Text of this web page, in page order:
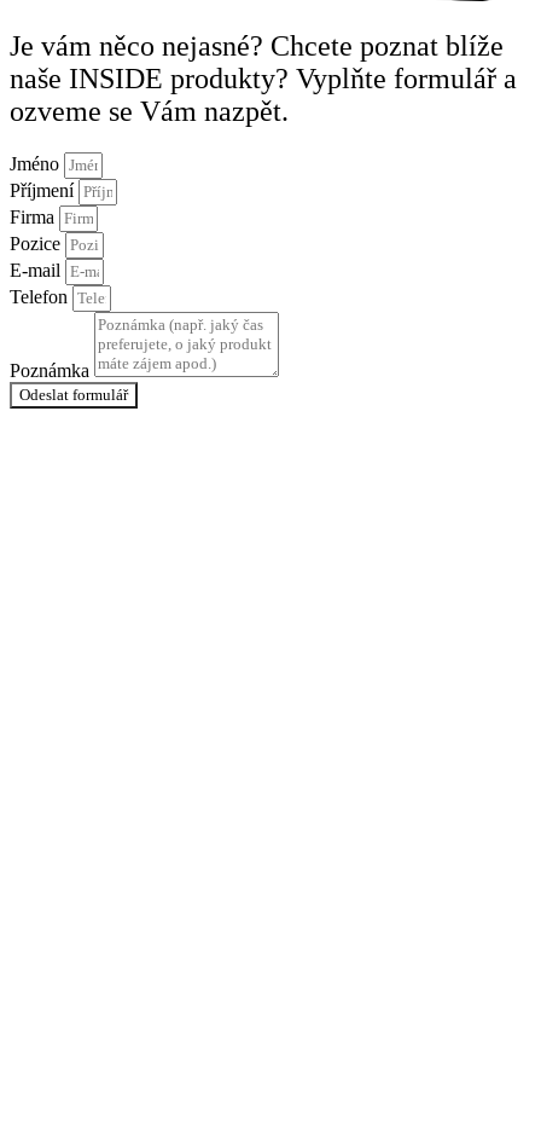
Je vám něco nejasné? Chcete poznat blíže
naše INSIDE produkty? Vyplňte formulář a
ozveme se Vám nazpět.
Jméno
Příjmení
Firma
Pozice
E-mail
Telefon
Poznámka
Odeslat formulář